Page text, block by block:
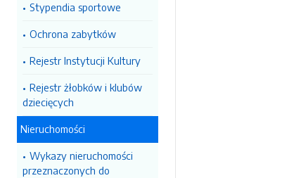
Stypendia sportowe
Ochrona zabytków
Rejestr Instytucji Kultury
Rejestr żłobków i klubów
dziecięcych
Nieruchomości
Wykazy nieruchomości
przeznaczonych do